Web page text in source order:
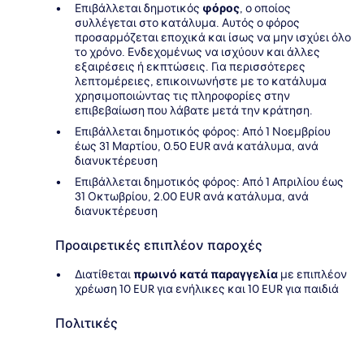
Επιβάλλεται δημοτικός φόρος, ο οποίος
συλλέγεται στο κατάλυμα. Αυτός ο φόρος
προσαρμόζεται εποχικά και ίσως να μην ισχύει όλο
το χρόνο. Ενδεχομένως να ισχύουν και άλλες
εξαιρέσεις ή εκπτώσεις. Για περισσότερες
λεπτομέρειες, επικοινωνήστε με το κατάλυμα
χρησιμοποιώντας τις πληροφορίες στην
επιβεβαίωση που λάβατε μετά την κράτηση.
Επιβάλλεται δημοτικός φόρος: Από 1 Νοεμβρίου
έως 31 Μαρτίου, 0.50 EUR ανά κατάλυμα, ανά
διανυκτέρευση
Επιβάλλεται δημοτικός φόρος: Από 1 Απριλίου έως
31 Οκτωβρίου, 2.00 EUR ανά κατάλυμα, ανά
διανυκτέρευση
Προαιρετικές επιπλέον παροχές
Διατίθεταιπρωινό κατά παραγγελία με επιπλέον
χρέωση 10 EUR για ενήλικες και 10 EUR για παιδιά
Πολιτικές